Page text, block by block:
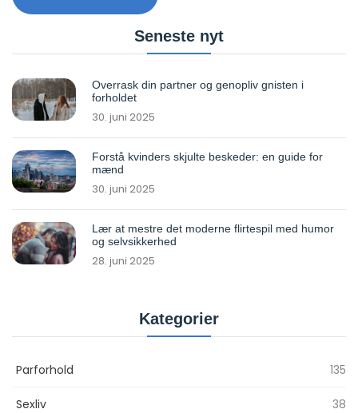
Seneste nyt
Overrask din partner og genopliv gnisten i
forholdet
30. juni 2025
Forstå kvinders skjulte beskeder: en guide for
mænd
30. juni 2025
Lær at mestre det moderne flirtespil med humor
og selvsikkerhed
28. juni 2025
Kategorier
Parforhold 135
Sexliv 38